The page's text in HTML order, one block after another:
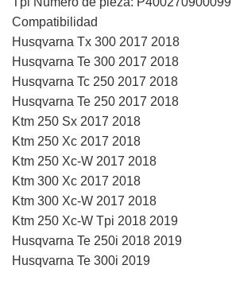
Compatibilidad
Husqvarna Tx 300 2017 2018
Husqvarna Te 300 2017 2018
Husqvarna Tc 250 2017 2018
Husqvarna Te 250 2017 2018
Ktm 250 Sx 2017 2018
Ktm 250 Xc 2017 2018
Ktm 250 Xc-W 2017 2018
Ktm 300 Xc 2017 2018
Ktm 300 Xc-W 2017 2018
Ktm 250 Xc-W Tpi 2018 2019
Husqvarna Te 250i 2018 2019
Husqvarna Te 300i 2019